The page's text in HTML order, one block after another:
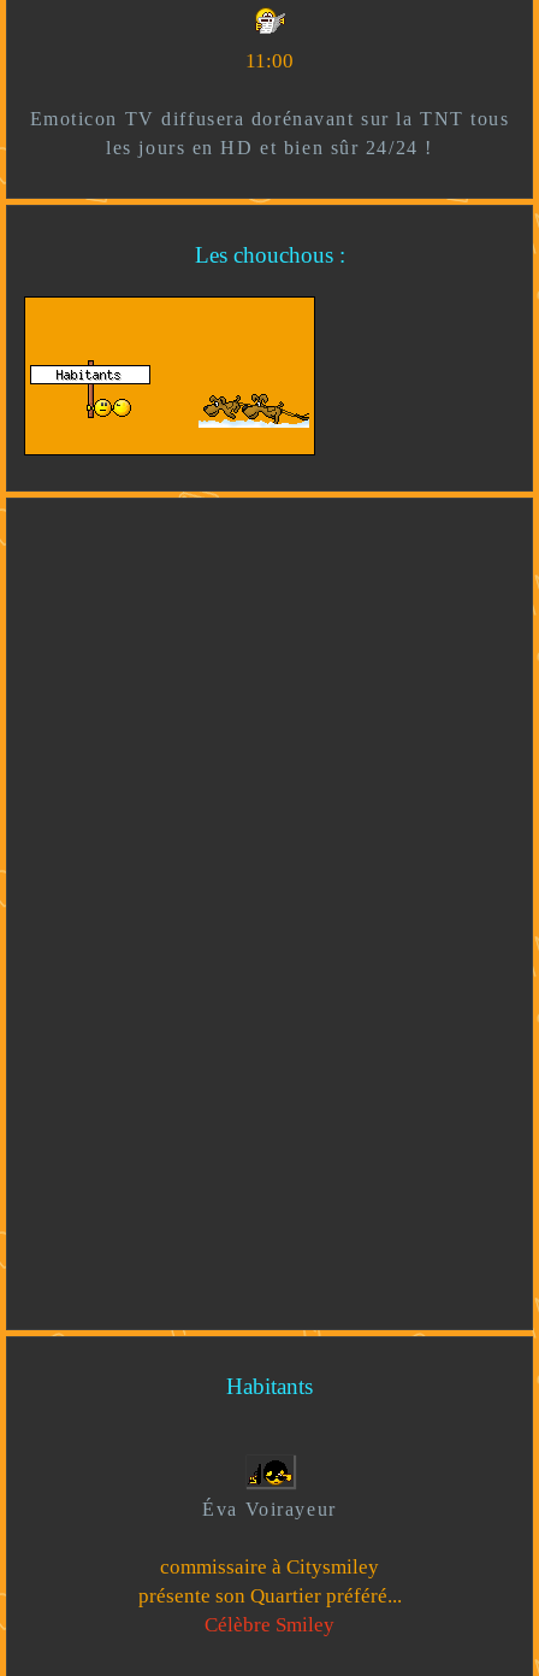
11:00
Emoticon TV diffusera dorénavant sur la TNT tous
les jours en HD et bien sûr 24/24 !
Les chouchous :
Habitants
Éva Voirayeur
commissaire à Citysmiley
présente son Quartier préféré...
Célèbre Smiley